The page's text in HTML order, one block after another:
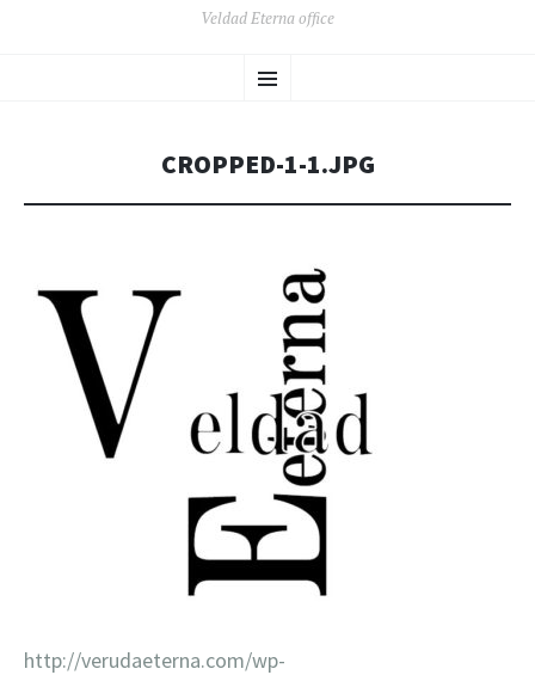
Veldad Eterna office
メ
ュ
ン
へ
動
CROPPED-1-1.JPG
http://verudaeterna.com/wp-